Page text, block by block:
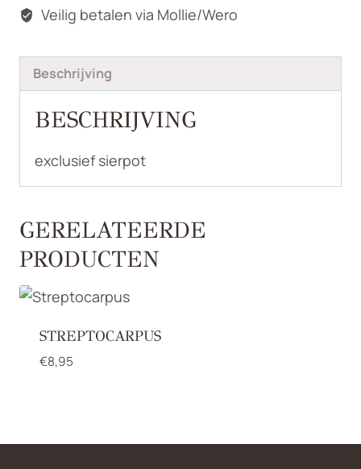
Veilig betalen via Mollie/Wero
Beschrijving
BESCHRIJVING
exclusief sierpot
GERELATEERDE
PRODUCTEN
STREPTOCARPUS
€8,95